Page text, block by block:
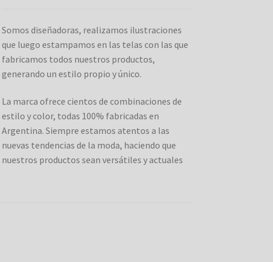
Somos diseñadoras, realizamos ilustraciones
que luego estampamos en las telas con las que
fabricamos todos nuestros productos,
generando un estilo propio y único.
La marca ofrece cientos de combinaciones de
estilo y color, todas 100% fabricadas en
Argentina. Siempre estamos atentos a las
nuevas tendencias de la moda, haciendo que
nuestros productos sean versátiles y actuales